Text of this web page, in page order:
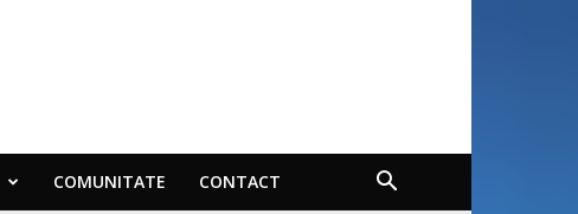
COMUNITATE CONTACT